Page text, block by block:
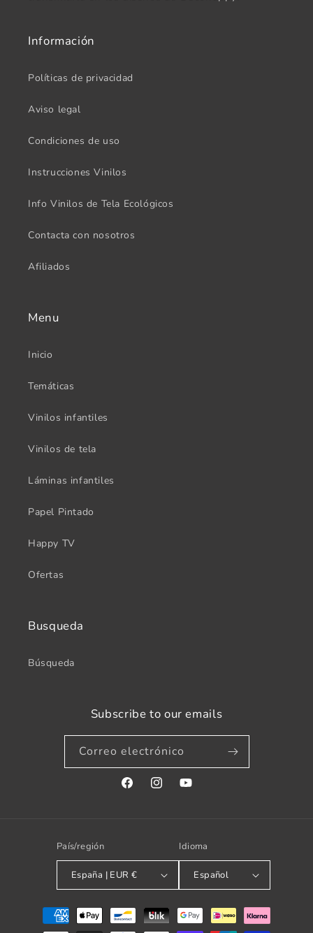
Información
Políticas de privacidad
Aviso legal
Condiciones de uso
Instrucciones Vinilos
Info Vinilos de Tela Ecológicos
Contacta con nosotros
Afiliados
Menu
Inicio
Temáticas
Vinilos infantiles
Vinilos de tela
Láminas infantiles
Papel Pintado
Happy TV
Ofertas
Busqueda
Búsqueda
Subscribe to our emails
Correo electrónico
FacebookInstagramYouTube
País/región
España | EUR €
Idioma
Español
Formas